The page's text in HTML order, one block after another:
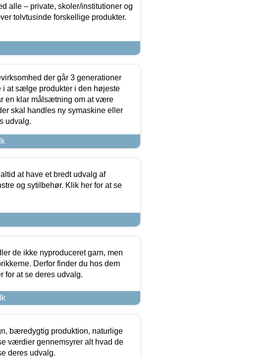
alle – private, skoler/institutioner og
tolvtusinde forskellige produkter.
der går 3 generationer
at sælge produkter i den højeste
en klar målsætning om at være
skal handles ny symaskine eller
udvalg.
at have et bredt udvalg af
og sytilbehør. Klik her for at se
de ikke nyproduceret garn, men
Derfor finder du hos dem
for at se deres udvalg.
bæredygtig produktion, naturlige
værdier gennemsyrer alt hvad de
deres udvalg.